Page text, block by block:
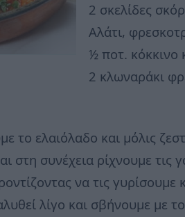
2 σκελίδες
Αλάτι,
½ ποτ. κόκκινο
2 κλωναράκι
το ελαιόλαδο και μόλις
στη συνέχεια ρίχνουμε τις
να τις
λίγο και σβήνουμε με